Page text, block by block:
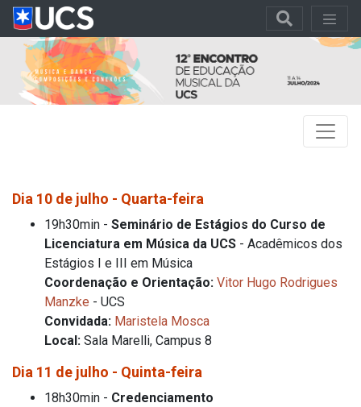
Dia 10 de julho - Quarta-feira
19h30min - Seminário de Estágios do Curso de
Licenciatura em Música da UCS - Acadêmicos dos
Estágios I e III em Música
Coordenação e Orientação: Vitor Hugo Rodrigues
Manzke - UCS
Convidada: Maristela Mosca
Local: Sala Marelli, Campus 8
Dia 11 de julho - Quinta-feira
18h30min - Credenciamento